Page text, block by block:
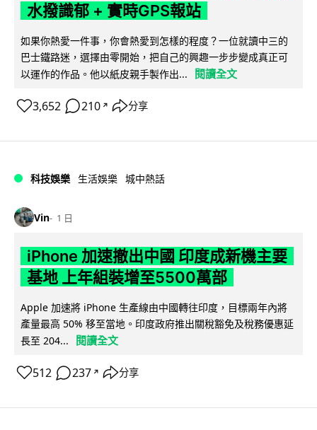
水撥識郁 + 實時GPS報站
如果你熱愛一件事，你會熱愛到怎樣的程度？一位就讀中三的
巴士鐵路迷，選擇由零開始，把自己的興趣一步步變成真正可
以運作的作品。他以紙皮親手製作出...
閱讀全文
3,652 210 ↗ 分享
科技娛樂 生活娛樂 城中熱話
Vin 1 日
iPhone 加速撤出中國 印度成新機主要
基地 上年組裝增至5500萬部
Apple 加速將 iPhone 生產線由中國轉往印度，目標兩年內將
產量最高 50% 移至當地。印度政府推出關稅豁免及稅務優惠延
長至 204...
閱讀全文
512 237 ↗ 分享